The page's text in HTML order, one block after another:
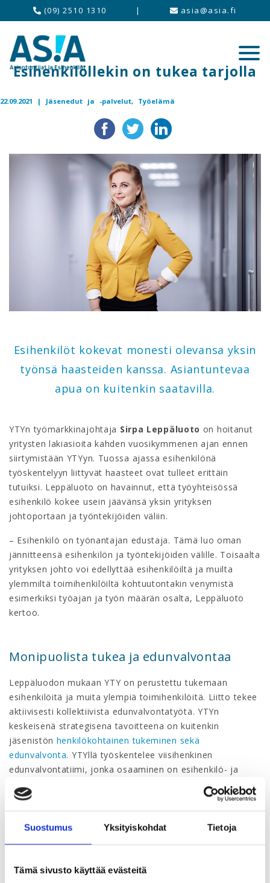
Suostumus Yksityiskohdat Tietoja
Tämä sivusto käyttää evästeitä
(09) 2510 1310 | asia@asia.fi
Esihenkilöllekin on tukea tarjolla
22.09.2021 | Jäsenedut ja -palvelut, Työelämä
Esihenkilöt kokevat monesti olevansa yksin
työnsä haasteiden kanssa. Asiantuntevaa
apua on kuitenkin saatavilla.
YTYn työmarkkinajohtaja Sirpa Leppäluoto on hoitanut
yritysten lakiasioita kahden vuosikymmenen ajan ennen
siirtymistään YTYyn. Tuossa ajassa esihenkilönä
työskentelyyn liittyvät haasteet ovat tulleet erittäin
tutuiksi. Leppäluoto on havainnut, että työyhteisössä
esihenkilö kokee usein jäävänsä yksin yrityksen
johtoportaan ja työntekijöiden väliin.
– Esihenkilö on työnantajan edustaja. Tämä luo oman
jännitteensä esihenkilön ja työntekijöiden välille. Toisaalta
yrityksen johto voi edellyttää esihenkilöiltä ja muilta
ylemmiltä toimihenkilöiltä kohtuutontakin venymistä
esimerkiksi työajan ja työn määrän osalta, Leppäluoto
kertoo.
Monipuolista tukea ja edunvalvontaa
Leppäluodon mukaan YTY on perustettu tukemaan
esihenkilöitä ja muita ylempiä toimihenkilöitä. Liitto tekee
aktiivisesti kollektiivista edunvalvontatyötä. YTYn
keskeisenä strategisena tavoitteena on kuitenkin
jäsenistön henkilökohtainen tukeminen sekä
edunvalvonta. YTYllä työskentelee viisihenkinen
edunvalvontatiimi, jonka osaaminen on esihenkilö- ja
asiantuntijajäsenten käytössä jokaisena arkipäivänä. YTYn
juristit tavoittaa näppärästi puhelimitse ja sähköpostitse.
– Esihenkilöille tuottavat päänvaivaa erityisesti jatkuvasti
uudistuva työlainsäädäntö ja työehtosopimuksiin liittyvät
tulisi menetellä kehitys- ja palkkakeskusteluissa tai mikä